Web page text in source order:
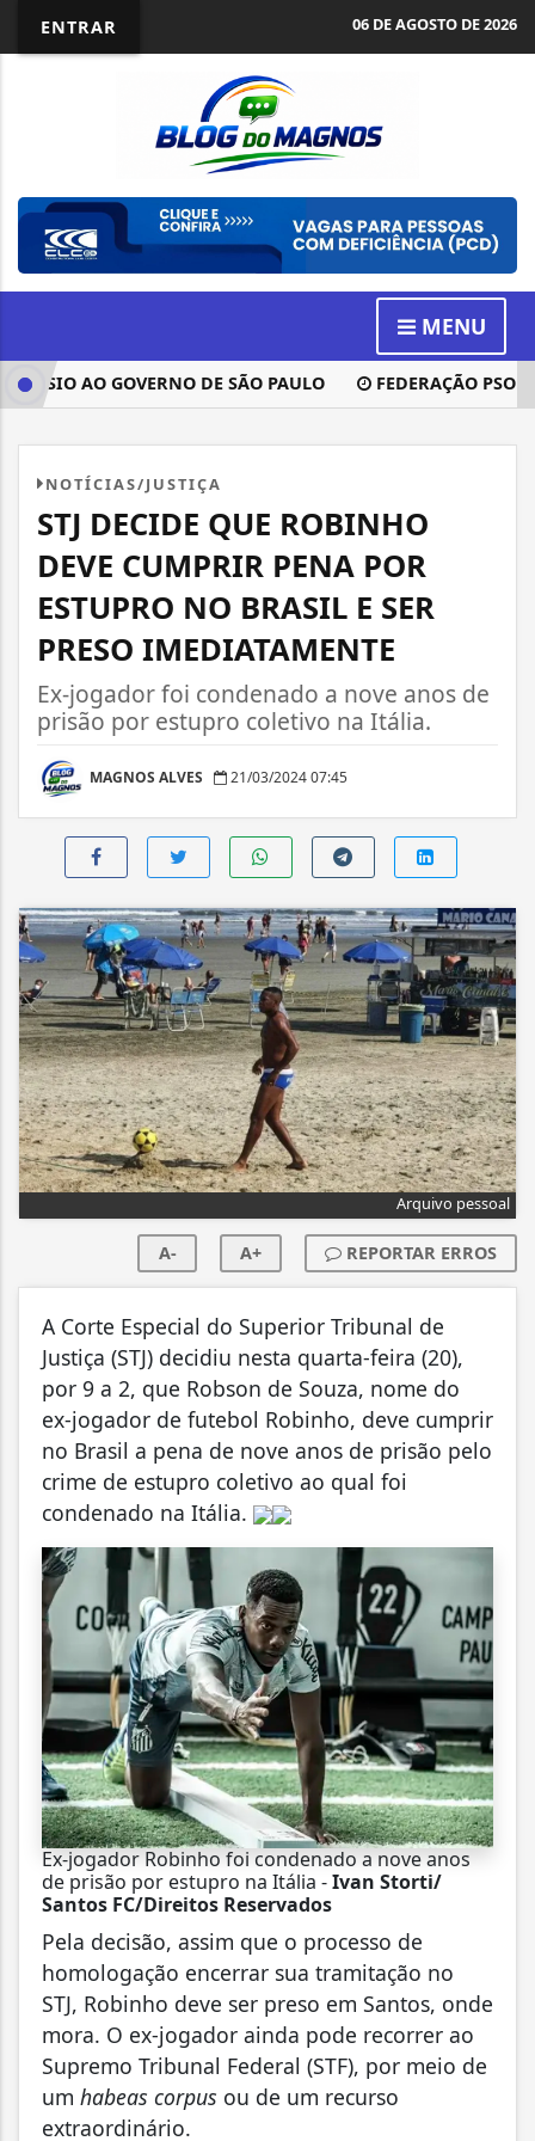
ENTRAR 06 DE AGOSTO DE 2026
MENU
AO GOVERNO DE SÃO PAULO FEDERAÇÃO PSOL-
NOTÍCIAS/JUSTIÇA
STJ DECIDE QUE ROBINHO
DEVE CUMPRIR PENA POR
ESTUPRO NO BRASIL E SER
PRESO IMEDIATAMENTE
Ex-jogador foi condenado a nove anos de
prisão por estupro coletivo na Itália.
MAGNOS ALVES 21/03/2024 07:45
Arquivo pessoal
A- A+ REPORTAR ERROS
A Corte Especial do Superior Tribunal de
Justiça (STJ) decidiu nesta quarta-feira (20),
por 9 a 2, que Robson de Souza, nome do
ex-jogador de futebol Robinho, deve cumprir
no Brasil a pena de nove anos de prisão pelo
crime de estupro coletivo ao qual foi
condenado na Itália.
Ex-jogador Robinho foi condenado a nove anos
de prisão por estupro na Itália -Ivan Storti/
Santos FC/Direitos Reservados
Pela decisão, assim que o processo de
homologação encerrar sua tramitação no
STJ, Robinho deve ser preso em Santos, onde
mora. O ex-jogador ainda pode recorrer ao
Supremo Tribunal Federal (STF), por meio de
um habeas corpus ou de um recurso
extraordinário.